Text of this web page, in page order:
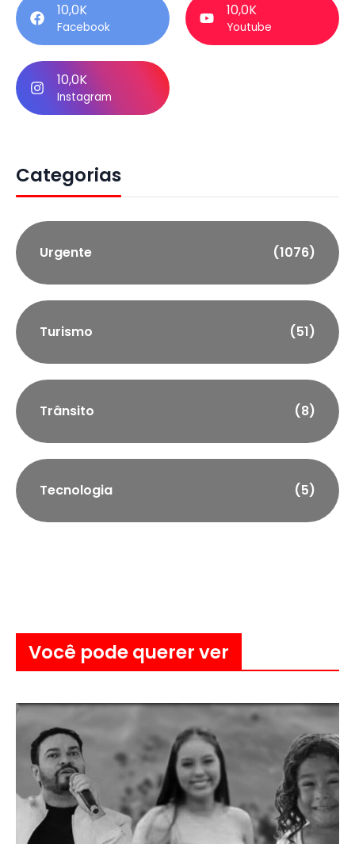
10,0K
Facebook
10,0K
Youtube
10,0K
Instagram
Categorias
Urgente (1076)
Turismo (51)
Trânsito (8)
Tecnologia (5)
Você pode querer ver